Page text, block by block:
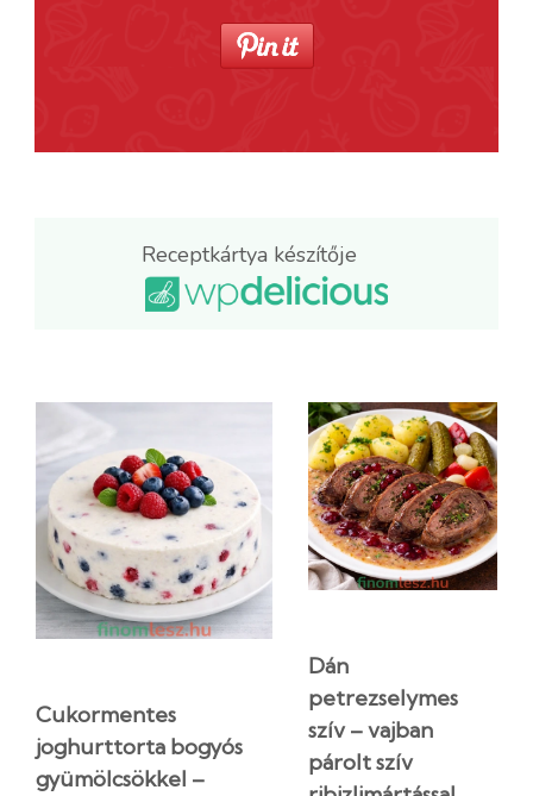
Receptkártya készítője
Cukormentes
joghurttorta bogyós
gyümölcsökkel –
Dán
petrezselymes
szív – vajban
párolt szív